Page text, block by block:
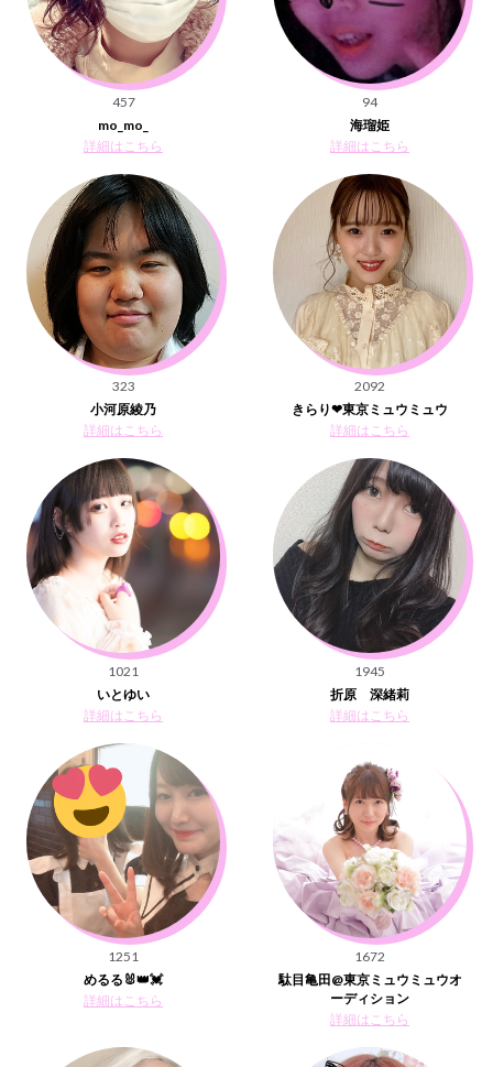
457
mo_mo_
詳細はこちら
94
海瑠姫
詳細はこちら
323
小河原綾乃
詳細はこちら
2092
きらり❤︎東京ミュウミュウ
詳細はこちら
1021
いとゆい
詳細はこちら
1945
折原 深緒莉
詳細はこちら
1251
めるる🐰👑💓
詳細はこちら
1672
駄目亀田@東京ミュウミュウオ
ーディション
詳細はこちら